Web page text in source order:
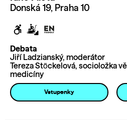
Donská 19, Praha 10
Debata
Jiří Ladzianský, moderátor
Tereza Stöckelová, socioložka
medicíny
Vstupenky